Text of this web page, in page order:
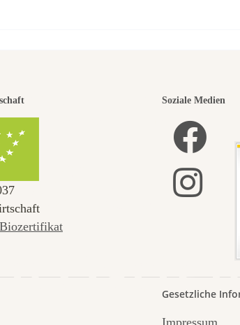
selbst
Soziale Medien
Gesetzliche
Impressum